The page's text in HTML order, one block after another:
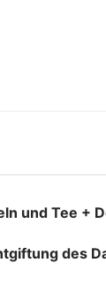
und Tee +